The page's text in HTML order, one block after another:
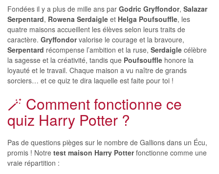
Fondées il y a plus de mille ans par Godric Gryffondor, Salazar
Serpentard, Rowena Serdaigle et Helga Poufsouffle, les
quatre maisons accueillent les élèves selon leurs traits de
caractère. Gryffondorvalorise le courage et la bravoure,
Serpentard récompense l’ambition et la ruse, Serdaigle célèbre
la sagesse et la créativité, tandis que Poufsouffle honore la
loyauté et le travail. Chaque maison a vu naître de grands
sorciers… et ce quiz te dira laquelle est faite pour toi !
🪄 Comment fonctionne ce
quiz Harry Potter ?
Pas de questions pièges sur le nombre de Gallions dans un Écu,
promis ! Notre test maison Harry Potterfonctionne comme une
vraie répartition :